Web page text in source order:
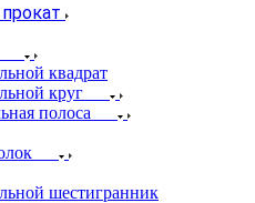
квадрат
круг
полоса
шестигранник